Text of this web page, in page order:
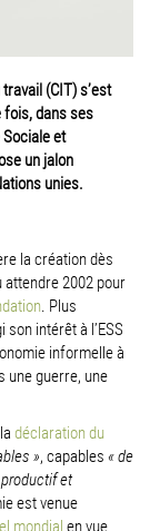
(CIT) s’est
fois, dans ses
et
un jalon
unies.
la création dès
attendre 2002 pour
. Plus
intérêt à l’ESS
informelle à
une guerre, une
déclaration du
», capables « de
et
est venue
mondial en vue